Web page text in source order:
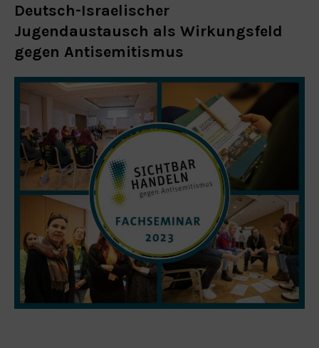
Deutsch-Israelischer
Jugendaustausch als Wirkungsfeld
gegen Antisemitismus